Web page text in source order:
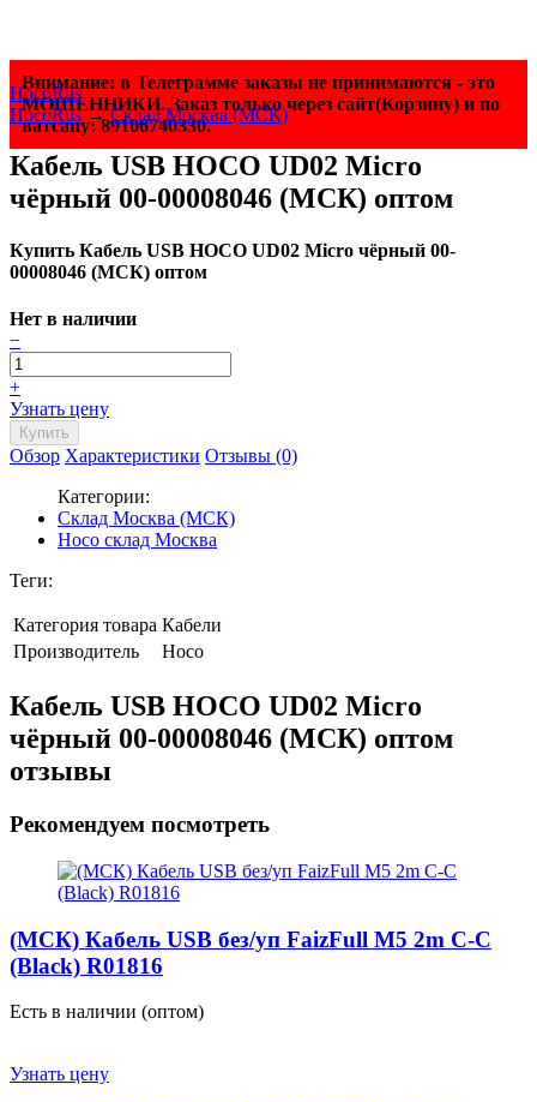
Внимание: в Телеграмме заказы не принимаются - это
МОШЕННИКИ. Заказ только через сайт(Корзину) и по
ватсапу: 89106740330.
HocoRus
HocoRus → Склад Москва (МСК)
Кабель USB HOCO UD02 Micro
чёрный 00-00008046 (МСК) оптом
Купить Кабель USB HOCO UD02 Micro чёрный 00-
00008046 (МСК) оптом
Нет в наличии
−
+
Узнать цену
Обзор Характеристики Отзывы (0)
Категории:
Склад Москва (МСК)
Hoco склад Москва
Теги:
Категория товара Кабели
Производитель
Hoco
Кабель USB HOCO UD02 Micro
чёрный 00-00008046 (МСК) оптом
отзывы
Рекомендуем посмотреть
(МСК) Кабель USB без/уп FaizFull M5 2m C-C
(Black) R01816
Есть в наличии (оптом)
Узнать цену